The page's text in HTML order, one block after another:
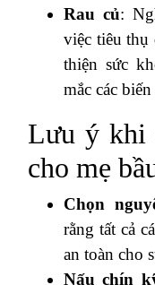
Rau củ:
việc tiêu thụ
thiện sức
mắc các
Lưu ý khi
cho mẹ
Chọn
rằng tất cả
an toàn cho
Nấu chín